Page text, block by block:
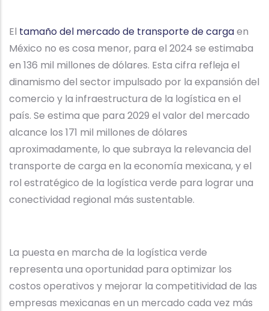
El tamaño del mercado de transporte de cargaen
México no es cosa menor, para el 2024 se estimaba
en 136 mil millones de dólares. Esta cifra refleja el
dinamismo del sector impulsado por la expansión del
comercio y la infraestructura de la logística en el
país. Se estima que para 2029 el valor del mercado
alcance los 171 mil millones de dólares
aproximadamente, lo que subraya la relevancia del
transporte de carga en la economía mexicana, y el
rol estratégico de la logística verde para lograr una
conectividad regional más sustentable.
La puesta en marcha de la logística verde
representa una oportunidad para optimizar los
costos operativos y mejorar la competitividad de las
empresas mexicanas en un mercado cada vez más